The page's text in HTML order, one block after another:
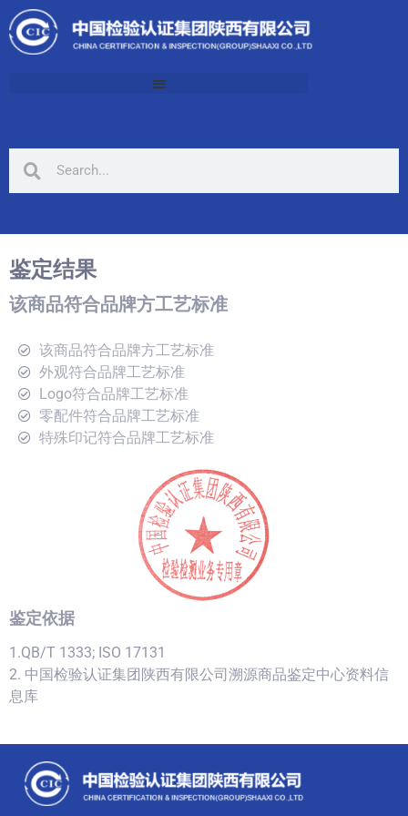
鉴定结果
该商品符合品牌方工艺标准
该商品符合品牌方工艺标准
外观符合品牌工艺标准
Logo符合品牌工艺标准
零配件符合品牌工艺标准
特殊印记符合品牌工艺标准
鉴定依据
1.QB/T 1333; ISO 17131
2. 中国检验认证集团陕西有限公司溯源商品鉴定中心资料信
息库